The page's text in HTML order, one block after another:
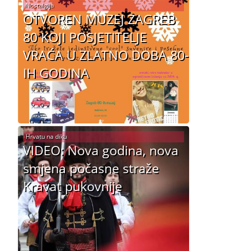
OTVOREN MUZEJ ZAGREB
80 KOJI POSJETITELJE
VRAĆA U ZLATNO DOBA 80-
IH GODINA
Nostalgija
VIDEO: Nova godina, nova
smjena počasne straže
Kravat pukovnije
Hrvatu na diku